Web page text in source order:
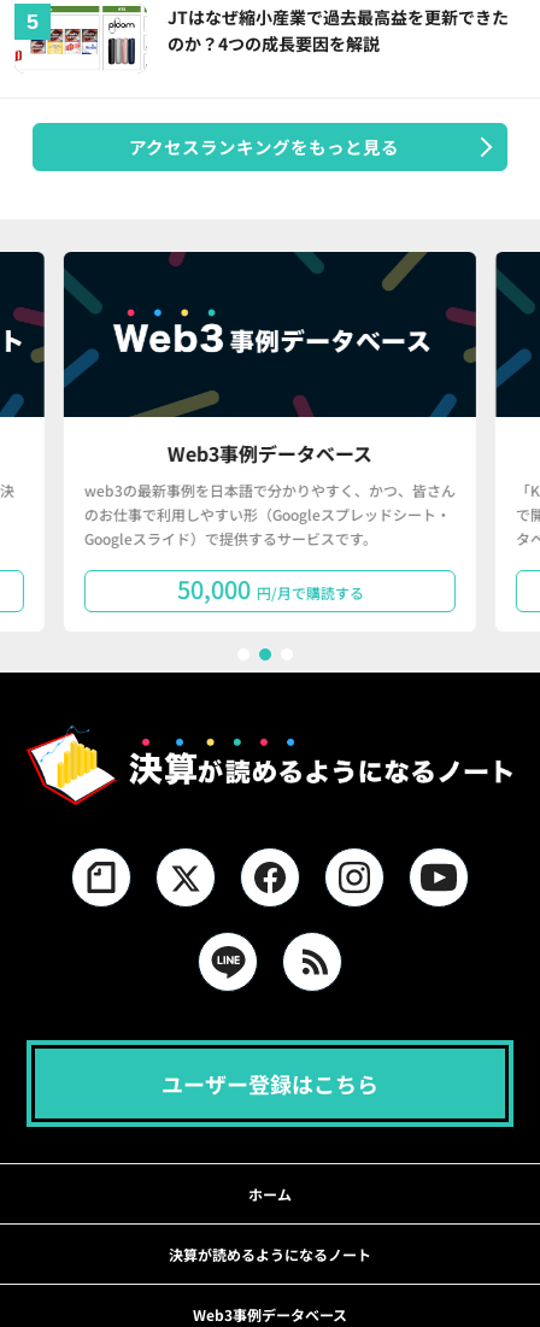
JTはなぜ縮小産業で過去最高益を更新できた
のか？4つの成長要因を解説
アクセスランキングをもっと見る
Web3事例データベース
web3の最新事例を日本語で分かりやすく、かつ、皆さん
のお仕事で利用しやすい形（Googleスプレッドシート・
Googleスライド）で提供するサービスです。
50,000 円/月で購読する
で
タ
ユーザー登録はこちら
ホーム
決算が読めるようになるノート
Web3事例データベース